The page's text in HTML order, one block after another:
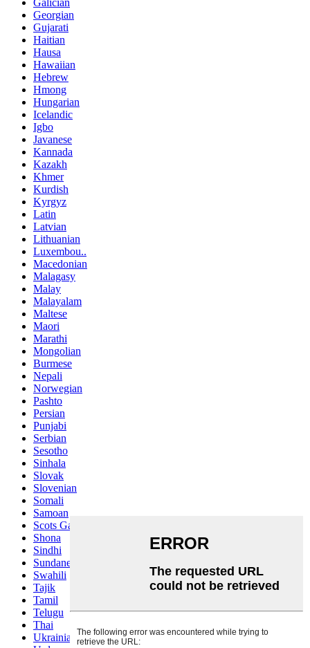
Galician
Georgian
Gujarati
Haitian
Hausa
Hawaiian
Hebrew
Hmong
Hungarian
Icelandic
Igbo
Javanese
Kannada
Kazakh
Khmer
Kurdish
Kyrgyz
Latin
Latvian
Lithuanian
Luxembou..
Macedonian
Malagasy
Malay
Malayalam
Maltese
Maori
Marathi
Mongolian
Burmese
Nepali
Norwegian
Pashto
Persian
Punjabi
Serbian
Sesotho
Sinhala
Slovak
Slovenian
Somali
Samoan
Scots Gaelic
Shona
Sindhi
Sundanese
Swahili
Tajik
Tamil
Telugu
Thai
Ukrainian